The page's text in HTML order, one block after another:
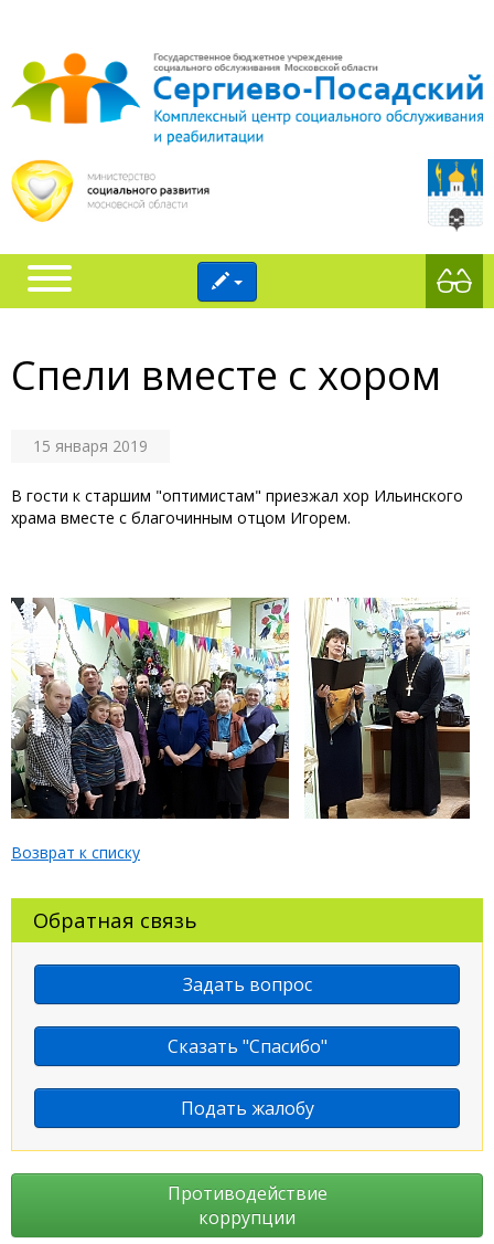
Спели вместе с хором
15 января 2019
В гости к старшим "оптимистам" приезжал хор Ильинского
храма вместе с благочинным отцом Игорем.
Возврат к списку
Обратная связь
Задать вопрос
Сказать "Спасибо"
Подать жалобу
Противодействие
коррупции